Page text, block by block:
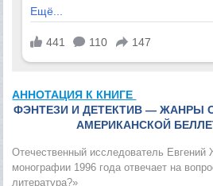
АННОТАЦИЯ К КНИГЕ
ФЭНТЕЗИ И ДЕТЕКТИВ — ЖАНРЫ
АМЕРИКАНСКОЙ
Отечественный исследователь Евгений
монографии 1996 года отвечает на
литература?»